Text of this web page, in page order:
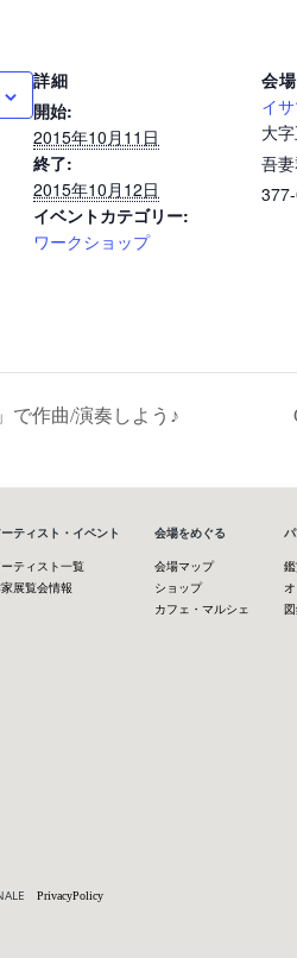
詳細
開始:
2015年10月11日
終了:
2015年10月12日
イベントカテゴリー:
ワークショップ
会場
イ
大
吾
で作曲/演奏しよう♪
ーティスト・イベント
ーティスト一覧
展覧会情報
会場をめぐる
会場マップ
ショップ
カフェ・マルシェ
PrivacyPolicy